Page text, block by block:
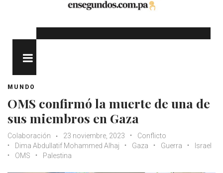
MUNDO
OMS confirmó la muerte de una de
sus miembros en Gaza
Colaboración 23 noviembre, 2023
Conflicto
Dima Abdullatif Mohammed Alhaj
Gaza Guerra
Israel
OMS
Palestina